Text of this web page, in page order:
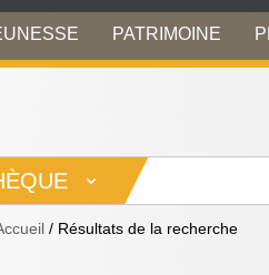
PATRIMOINE
/ Résultats de la recherche